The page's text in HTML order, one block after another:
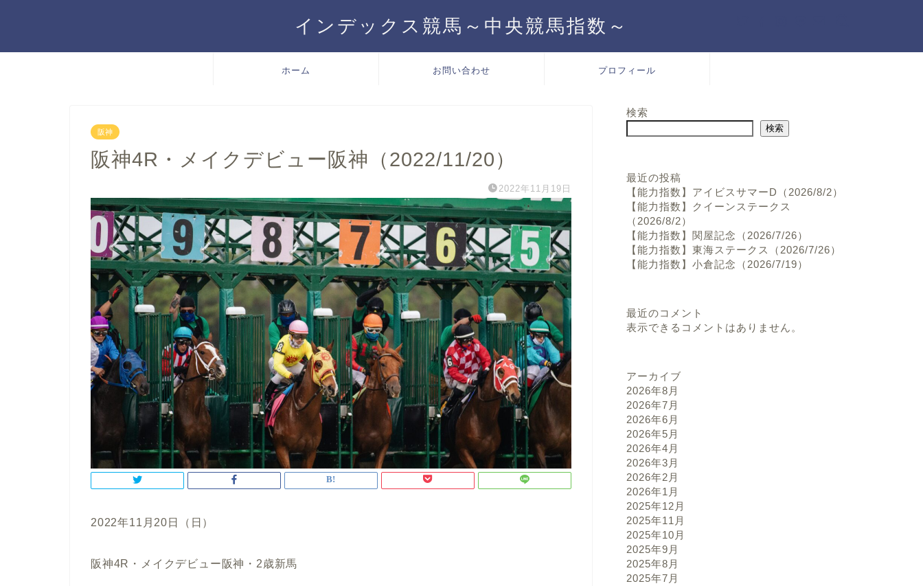
インデックス競馬～中央競馬指数～
ホーム お問い合わせ プロフィール
阪神
阪神4R・メイクデビュー阪神（2022/11/20）
2022年11月19日
2022年11月20日（日）
阪神4R・メイクデビュー阪神・2歳新馬
検索
検索
最近の投稿
【能力指数】アイビスサマーD（2026/8/2）
【能力指数】クイーンステークス
（2026/8/2）
【能力指数】関屋記念（2026/7/26）
【能力指数】東海ステークス（2026/7/26）
【能力指数】小倉記念（2026/7/19）
最近のコメント
表示できるコメントはありません。
アーカイブ
2026年8月
2026年7月
2026年6月
2026年5月
2026年4月
2026年3月
2026年2月
2026年1月
2025年12月
2025年11月
2025年10月
2025年9月
2025年8月
2025年7月